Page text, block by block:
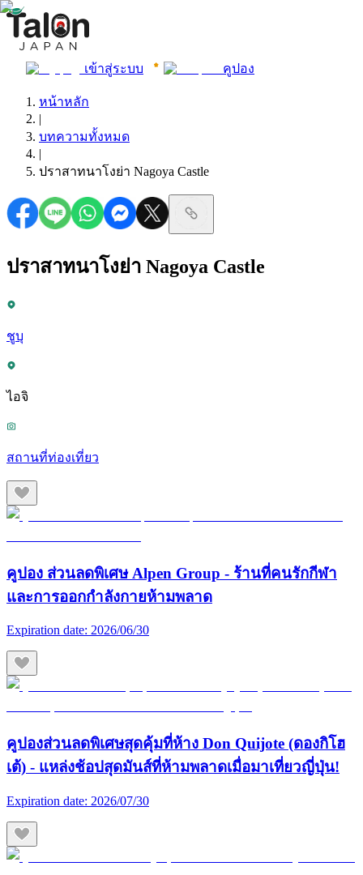
เข้าสู่ระบบ คูปอง
หน้าหลัก
|
บทความทั้งหมด
|
ปราสาทนาโงย่า Nagoya Castle
ปราสาทนาโงย่า Nagoya Castle
ชูบุ
ไอจิ
สถานที่ท่องเที่ยว
คูปอง ส่วนลดพิเศษ Alpen Group - ร้านที่คนรักกีฬา
และการออกกำลังกายห้ามพลาด
Expiration date: 2026/06/30
คูปองส่วนลดพิเศษสุดคุ้มที่ห้าง Don Quijote (ดองกิโฮ
เต้) - แหล่งช้อปสุดมันส์ที่ห้ามพลาดเมื่อมาเที่ยวญี่ปุ่น!
Expiration date: 2026/07/30